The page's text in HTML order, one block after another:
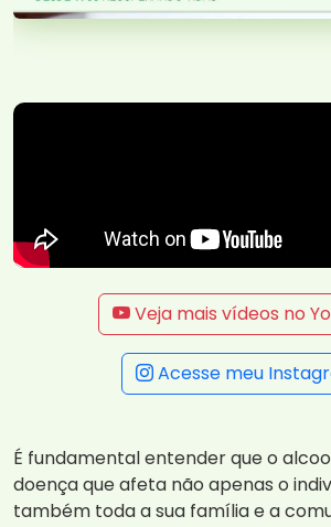
Veja mais vídeos no
Acesse meu
É fundamental entender que o
doença que afeta não apenas o
também toda a sua família e a